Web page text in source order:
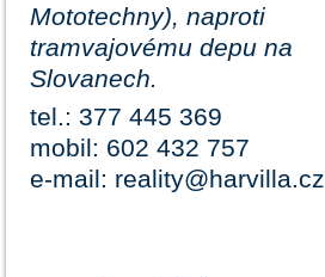
Mototechny), naproti
tramvajovému depu na
Slovanech.
tel.: 377 445 369
mobil: 602 432 757
e-mail: reality@harvilla.cz